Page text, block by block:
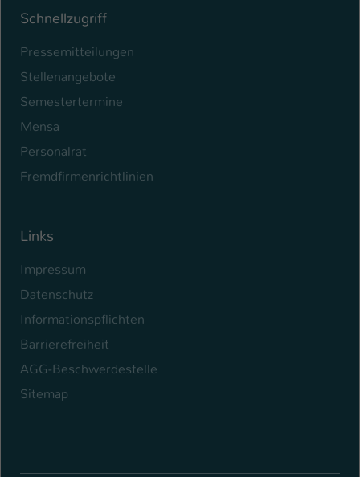
Schnellzugriff
Pressemitteilungen
Stellenangebote
Semestertermine
Mensa
Personalrat
Fremdfirmenrichtlinien
Links
Impressum
Datenschutz
Informationspflichten
Barrierefreiheit
AGG-Beschwerdestelle
Sitemap